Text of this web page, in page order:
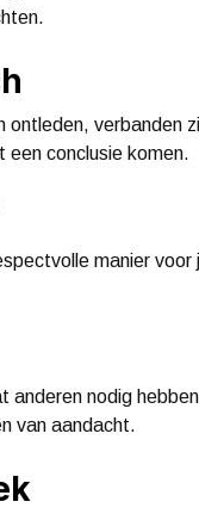
ontleden, verbanden
conclusie komen.
manier voor
anderen nodig
van aandacht.